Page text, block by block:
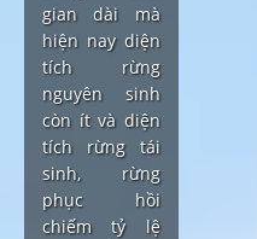
gian dài mà
hiện nay diện
tích rừng
nguyên sinh
còn ít và diện
tích rừng tái
sinh, rừng
phục hồi
chiếm tỷ lệ